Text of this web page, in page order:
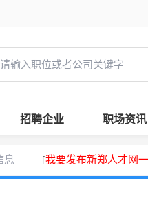
招聘企业 职场资讯
息 [我要发布新郑人才网